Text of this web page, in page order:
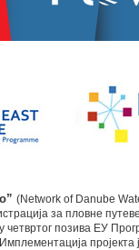
(Network of Danube
за пловне
четвртог позива ЕУ